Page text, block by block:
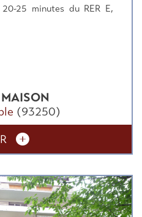
25 minutes du RER E,
MAISON
(93250)